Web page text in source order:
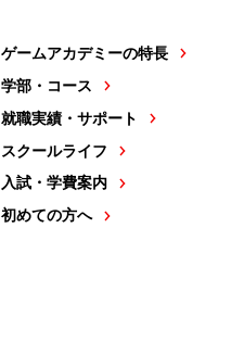
ゲームアカデミーの特長
学部・コース
就職実績・サポート
スクールライフ
入試・学費案内
初めての方へ